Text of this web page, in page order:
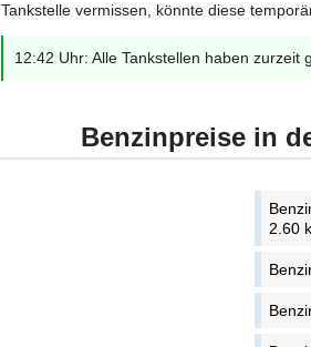
Tankstelle vermissen, könnte diese
12:42 Uhr: Alle Tankstellen haben
Benzinpreise in
2.60